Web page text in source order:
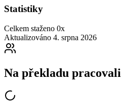
Statistiky
Celkem staženo 0x
Aktualizováno 4. srpna 2026
Na překladu pracovali